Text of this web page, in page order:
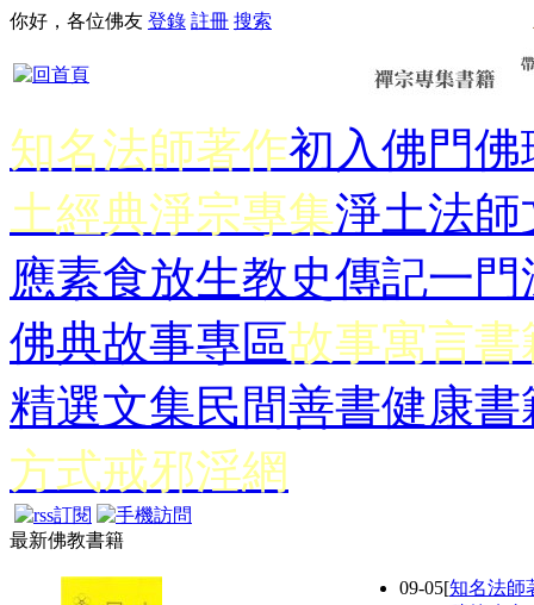
你好，各位佛友 登錄 註冊 搜索
知名法師著作初入佛門佛
土經典淨宗專集淨土法師
應素食放生教史傳記一門
佛典故事專區故事寓言書
精選文集民間善書健康書
方式戒邪淫網
最新佛教書籍
09-05[知名法師